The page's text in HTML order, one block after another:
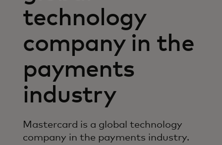
technology
company in the
payments
industry
Mastercard is a global technology
company in the payments industry.